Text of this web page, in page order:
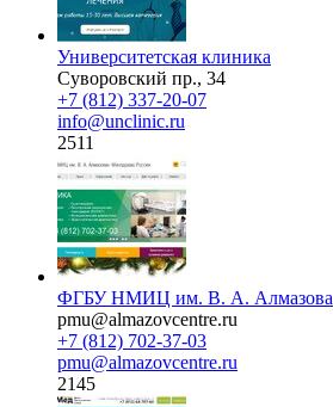
Университетская клиника
Суворовский пр., 34
+7 (812) 337-20-07
info@unclinic.ru
2511
ФГБУ НМИЦ им. В. А. Алмазова
pmu@almazovcentre.ru
+7 (812) 702-37-03
pmu@almazovcentre.ru
2145